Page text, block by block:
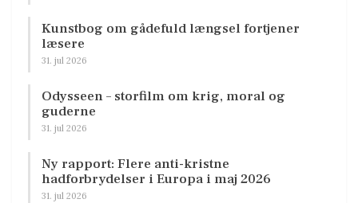
Kunstbog om gådefuld længsel fortjener
læsere
31. jul 2026
Odysseen – storfilm om krig, moral og
guderne
31. jul 2026
Ny rapport: Flere anti-kristne
hadforbrydelser i Europa i maj 2026
31. jul 2026